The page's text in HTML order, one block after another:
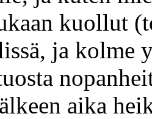
kuollut
ja kolme
aika